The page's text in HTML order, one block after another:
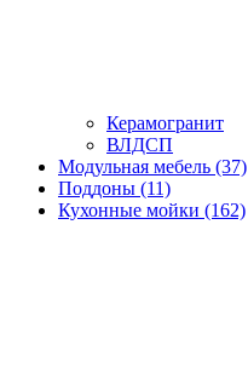
Керамогранит
ВЛДСП
Модульная мебель (37)
Поддоны (11)
Кухонные мойки (162)